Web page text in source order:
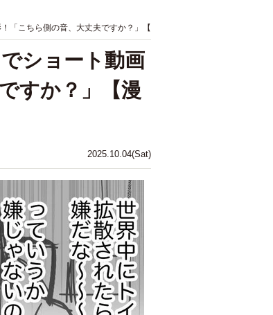
「こちら側の音、大丈夫ですか？」【
2025.10.04(Sat)
ショート動画
すか？」【漫